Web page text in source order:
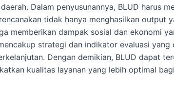
Dalam penyusunannya, BLUD harus
tidak hanya menghasilkan output
memberikan dampak sosial dan ekonomi
strategi dan indikator evaluasi
Dengan demikian, BLUD dapat
kualitas layanan yang lebih optimal